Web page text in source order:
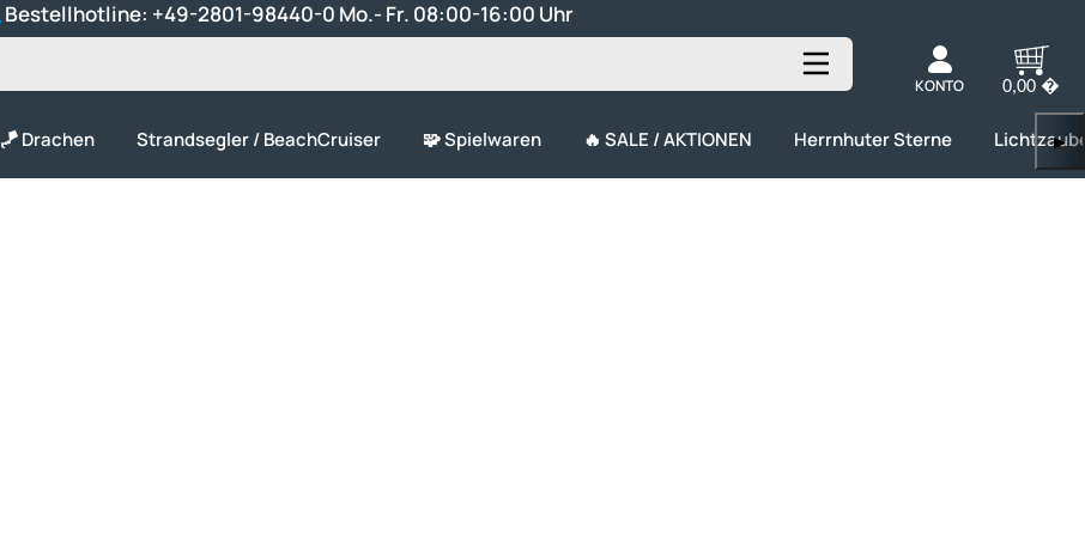
Bestellhotline: +49-2801-98440-0 Mo.- Fr. 08:00-16:00 Uhr
KONTO 0,00 �
🪁 Drachen Strandsegler / BeachCruiser 🧩 Spielwaren 🔥 SALE / AKTIONEN Herrnhuter Sterne ▶